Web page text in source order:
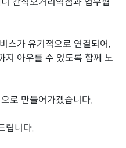
스가 유기적으로 연결되어,
지 아우를 수 있도록 함께 노
로 만들어가겠습니다.
립니다.